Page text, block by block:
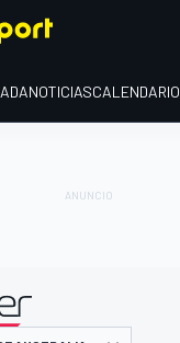
NOTICIASCALENDARIO